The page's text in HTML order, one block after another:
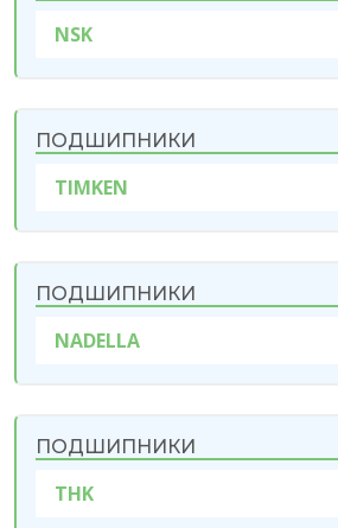
NSK
ПОДШИПНИКИ
TIMKEN
ПОДШИПНИКИ
NADELLA
ПОДШИПНИКИ
THK